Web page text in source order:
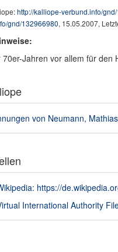
http://kalliope-verbund.info/
gnd/132966980, 15.05.2007,
Jahren vor allem für den
von Neumann,
https://
International Authority